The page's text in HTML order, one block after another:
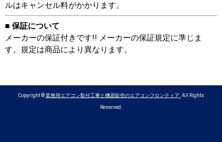
ルはキャンセル料がかかります。
■ 保証について
メーカーの保証付きです!! メーカーの保証規定に準じま
す。規定は商品により異なります。
Copyright ©業務用エアコン取付工事と機器販売のエアコンフロンティア. All Rights
Reserved.